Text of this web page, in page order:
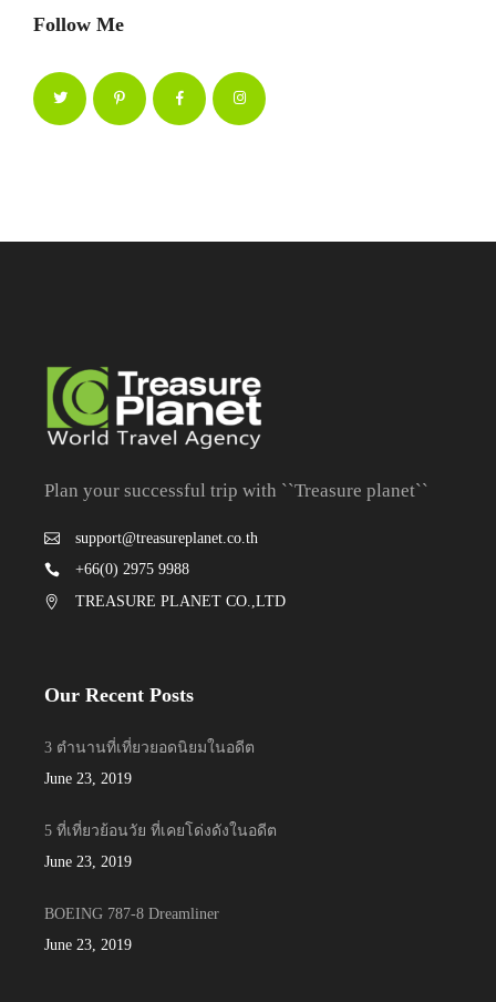
Follow Me
Plan your successful trip with ``Treasure planet``
support@treasureplanet.co.th
+66(0) 2975 9988
TREASURE PLANET CO.,LTD
Our Recent Posts
3 ตำนานที่เที่ยวยอดนิยมในอดีต
June 23, 2019
5 ที่เที่ยวย้อนวัย ที่เคยโด่งดังในอดีต
June 23, 2019
BOEING 787-8 Dreamliner
June 23, 2019